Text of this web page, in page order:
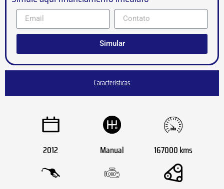
Simular
Características
2012 Manual 167000 kms